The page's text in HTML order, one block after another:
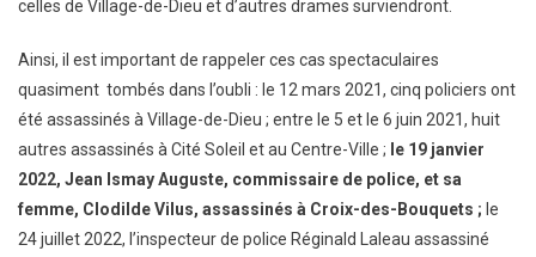
celles de Village-de-Dieu et d’autres drames surviendront.
Ainsi, il est important de rappeler ces cas spectaculaires
quasiment tombés dans l’oubli : le 12 mars 2021, cinq policiers ont
été assassinés à Village-de-Dieu ; entre le 5 et le 6 juin 2021, huit
autres assassinés à Cité Soleil et au Centre-Ville ; le 19 janvier
2022, Jean Ismay Auguste, commissaire de police, et sa
femme, Clodilde Vilus, assassinés à Croix-des-Bouquets ; le
24 juillet 2022, l’inspecteur de police Réginald Laleau assassiné